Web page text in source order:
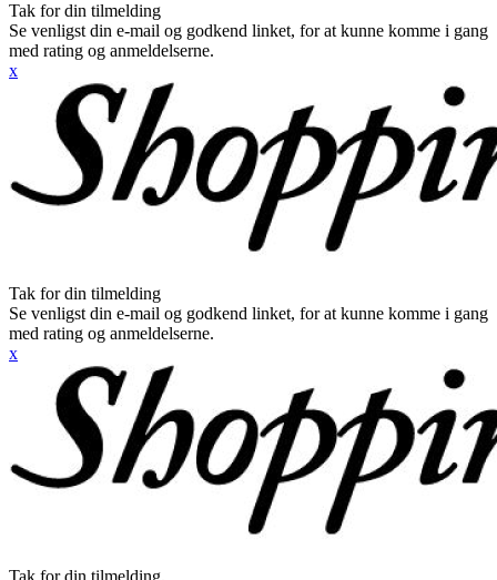
Tak for din tilmelding
Se venligst din e-mail og godkend linket, for at kunne komme i gang
med rating og anmeldelserne.
x
Tak for din tilmelding
Se venligst din e-mail og godkend linket, for at kunne komme i gang
med rating og anmeldelserne.
x
Tak for din tilmelding.